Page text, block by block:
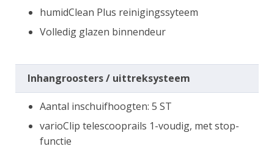
humidClean Plus reinigingssyteem
Volledig glazen binnendeur
Inhangroosters / uittreksysteem
Aantal inschuifhoogten: 5 ST
varioClip telescooprails 1-voudig, met stop-
functie